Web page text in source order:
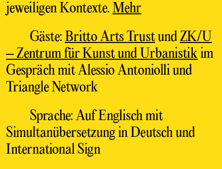
jeweiligen Kontexte.Mehr
Gäste:Britto Arts TrustundZK/U
– Zentrum für Kunst und Urbanistikim
Gespräch mit Alessio Antoniolli und
Triangle Network
Sprache: Auf Englisch mit
Simultanübersetzung in Deutsch und
International Sign